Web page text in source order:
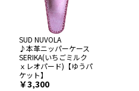
SUD NUVOLA
♪本革ニッパーケース
SERIKA(いちごミルク
ｘレオパード)【ゆうパ
ケット】
￥3,300